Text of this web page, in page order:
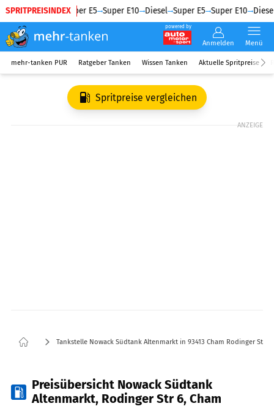
SPRITPREISINDEX
Diesel Super E5 Super E10 Diesel Super E5 Super E10 Diesel
powered by
Anmelden Menü
mehr-tanken PUR Ratgeber Tanken Wissen Tanken Aktuelle Spritpreise
Spritpreise vergleichen
ANZEIGE
Tankstelle Nowack Südtank Altenmarkt in 93413 Cham Rodinger Str 6
Preisübersicht Nowack Südtank
Altenmarkt, Rodinger Str 6, Cham